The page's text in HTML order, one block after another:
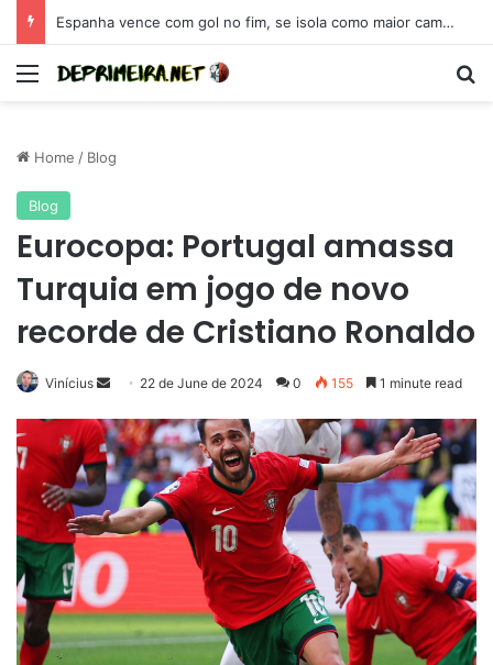
Espanha vence com gol no fim, se isola como maior campeã da Eurocopa e se coloca como candidata para 2026
Menu
Home / Blog
Blog
Eurocopa: Portugal amassa
Turquia em jogo de novo
recorde de Cristiano Ronaldo
Vinícius
Send
email
22 de June de 2024 0 155 1 minute read